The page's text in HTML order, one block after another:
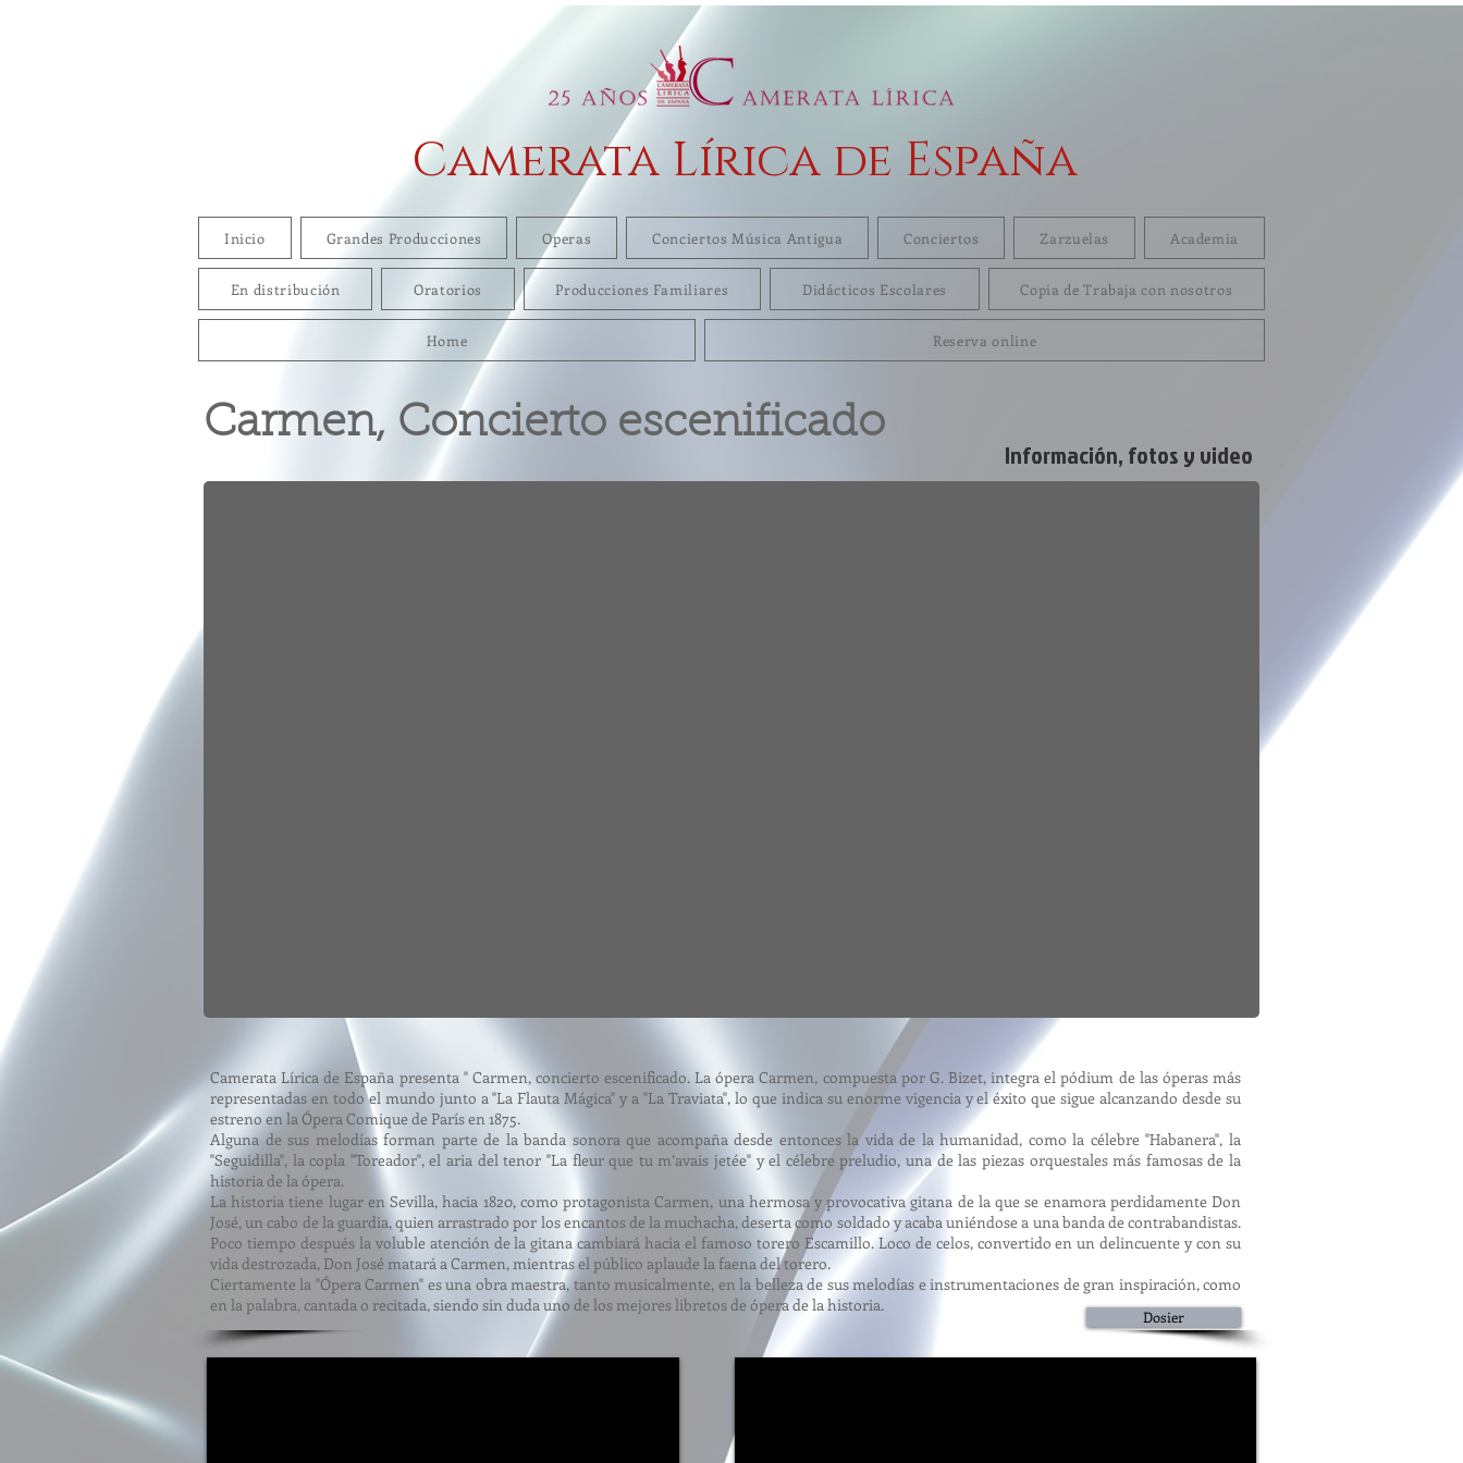
Camerata Lírica de España
Inicio Grandes Producciones Operas Conciertos Música Antigua Conciertos Zarzuelas Academia
En distribución Oratorios Producciones Familiares Didácticos Escolares Copia de Trabaja con nosotros
Home Reserva online
Carmen, Concierto escenificado
Información, fotos y video
Camerata Lírica de España presenta " Carmen, concierto escenificado. La ópera Carmen, compuesta por G. Bizet, integra el pódium de las óperas más
representadas en todo el mundo junto a "La Flauta Mágica" y a "La Traviata", lo que indica su enorme vigencia y el éxito que sigue alcanzando desde su
estreno en la Ópera Comique de París en 1875.
Alguna de sus melodías forman parte de la banda sonora que acompaña desde entonces la vida de la humanidad, como la célebre "Habanera", la
"Seguidilla", la copla "Toreador", el aria del tenor "La fleur que tu m’avais jetée" y el célebre preludio, una de las piezas orquestales más famosas de la
historia de la ópera.
La historia tiene lugar en Sevilla, hacia 1820, como protagonista Carmen, una hermosa y provocativa gitana de la que se enamora perdidamente Don
José, un cabo de la guardia, quien arrastrado por los encantos de la muchacha, deserta como soldado y acaba uniéndose a una banda de contrabandistas.
Poco tiempo después la voluble atención de la gitana cambiará hacia el famoso torero Escamillo. Loco de celos, convertido en un delincuente y con su
vida destrozada, Don José matará a Carmen, mientras el público aplaude la faena del torero.
Ciertamente la "Ópera Carmen" es una obra maestra, tanto musicalmente, en la belleza de sus melodías e instrumentaciones de gran inspiración, como
en la palabra, cantada o recitada, siendo sin duda uno de los mejores libretos de ópera de la historia.
Dosier